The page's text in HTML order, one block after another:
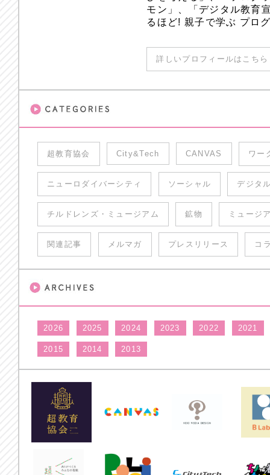
モン」、「デジタル教育
るほど! 親子で学ぶ プロ
詳しいプロフィールはこち
超教育協会 City&Tech CANVAS ワー
ニューロダイバーシティ ソーシャル デジタ
チルドレンズ・ミュージアム 鉱物 ミュージ
関連記事 メルマガ プレスリリース コ
2026 2025 2024 2023 2022 2021
2015 2014 2013